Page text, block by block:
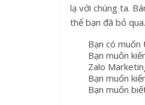
lạ với chúng ta.
thể bạn đã bỏ qua.
Bạn có muốn
Bạn muốn
Zalo
Bạn muốn
Bạn muốn